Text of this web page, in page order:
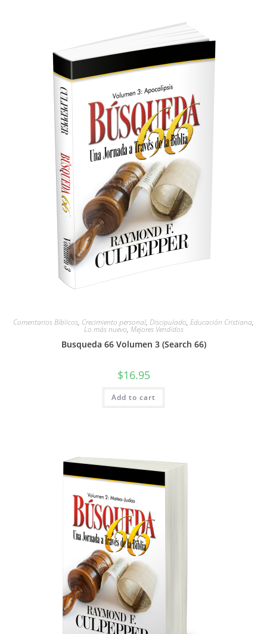
Comentarios Bíblicos, Crecimiento personal, Discipulado, Educación Cristiana,
Lo más nuevo, Mejores Vendidos
Busqueda 66 Volumen 3 (Search 66)
$16.95
Add to cart